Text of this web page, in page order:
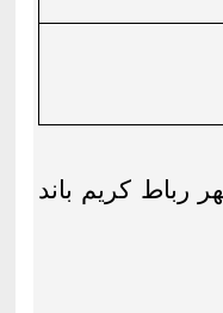
مانده به شهر رباط كريم باند